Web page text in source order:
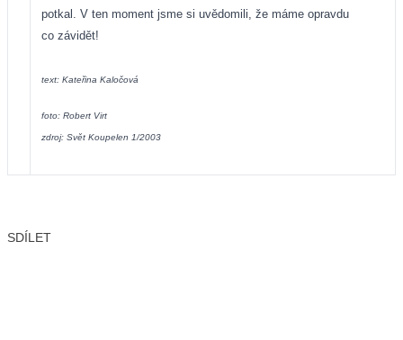
potkal. V ten moment jsme si uvědomili, že máme opravdu
co závidět!
text: Kateřina Kaločová
foto: Robert Virt
zdroj: Svět Koupelen 1/2003
SDÍLET